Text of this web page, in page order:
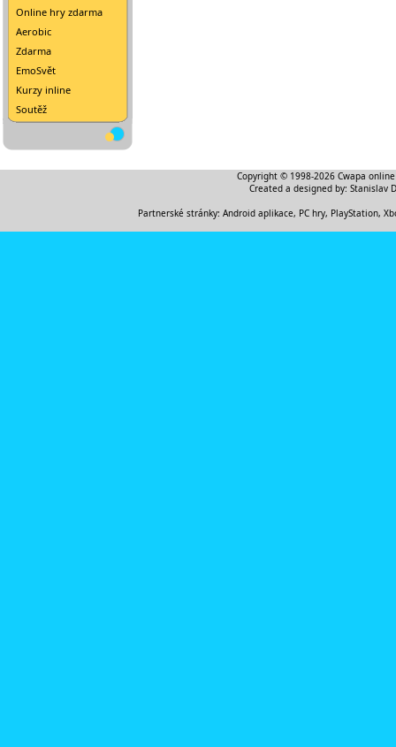
Online hry zdarma
Aerobic
Zdarma
EmoSvět
Kurzy inline
Soutěž
Copyright © 1998-2026 Cwapa
Created a designed by: Stanislav
Partnerské stránky: Android aplikace, PC hry, PlayStation,